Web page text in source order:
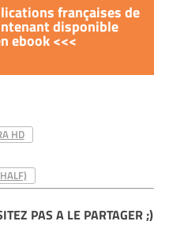
françaises de
disponible
ebook <<<
HD
PAS A LE PARTAGER ;)